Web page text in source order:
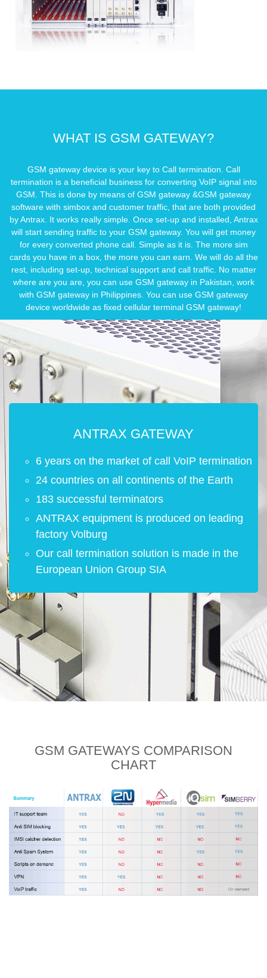
WHAT IS GSM GATEWAY?
GSM gateway device is your key to Call termination. Call
termination is a beneﬁcial business for converting VoIP signal into
GSM. This is done by means of GSM gateway &GSM gateway
software with simbox and customer trafﬁc, that are both provided
by Antrax. It works really simple. Once set-up and installed, Antrax
will start sending trafﬁc to your GSM gateway. You will get money
for every converted phone call. Simple as it is. The more sim
cards you have in a box, the more you can earn. We will do all the
rest, including set-up, technical support and call trafﬁc. No matter
where are you are, you can use GSM gateway in Pakistan, work
with GSM gateway in Philippines. You can use GSM gateway
device worldwide as fixed cellular terminal GSM gateway!
ANTRAX GATEWAY
6 years on the market of call VoIP termination
24 countries on all continents of the Earth
183 successful terminators
ANTRAX equipment is produced on leading
factory Volburg
Our call termination solution is made in the
European Union Group SIA
GSM GATEWAYS COMPARISON
CHART